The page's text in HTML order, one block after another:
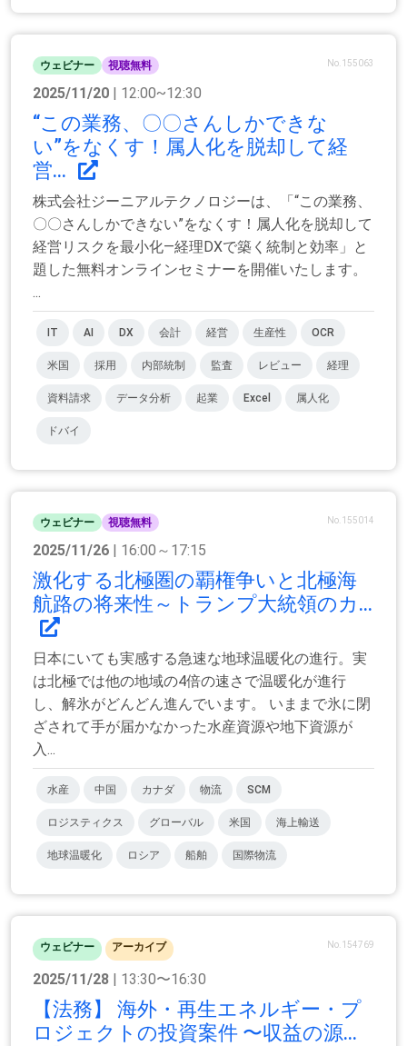
ウェビナー 視聴無料 No.155063
2025/11/20 | 12:00~12:30
“この業務、〇〇さんしかできな
い”をなくす！属人化を脱却して経
営...
株式会社ジーニアルテクノロジーは、「“この業務、
〇〇さんしかできない”をなくす！属人化を脱却して
経営リスクを最小化―経理DXで築く統制と効率」と
題した無料オンラインセミナーを開催いたします。
...
IT AI DX 会計 経営 生産性 OCR
米国 採用 内部統制 監査 レビュー 経理
資料請求 データ分析 起業 Excel 属人化
ドバイ
ウェビナー 視聴無料 No.155014
2025/11/26 | 16:00～17:15
激化する北極圏の覇権争いと北極海
航路の将来性～トランプ大統領のカ...
日本にいても実感する急速な地球温暖化の進行。実
は北極では他の地域の4倍の速さで温暖化が進行
し、解氷がどんどん進んでいます。 いままで氷に閉
ざされて手が届かなかった水産資源や地下資源が
入...
水産 中国 カナダ 物流 SCM
ロジスティクス グローバル 米国 海上輸送
地球温暖化 ロシア 船舶 国際物流
ウェビナー アーカイブ No.154769
2025/11/28 | 13:30〜16:30
【法務】 海外・再生エネルギー・プ
ロジェクトの投資案件 〜収益の源...